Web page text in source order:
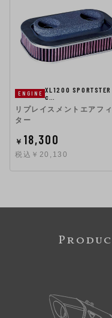
ENGINE XL1200
c…
リプレイスメントエアフ
ター
￥ 18,300
税込￥20,130